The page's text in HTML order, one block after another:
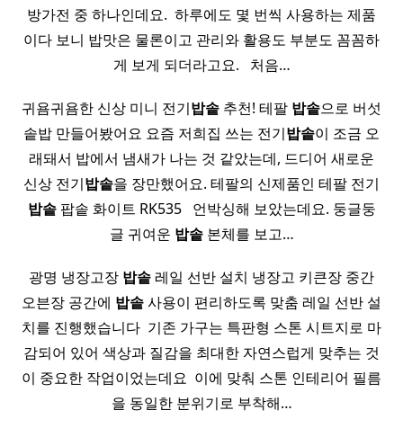
방가전 중 하나인데요. ​ 하루에도 몇 번씩 사용하는 제품
이다 보니 밥맛은 물론이고 관리와 활용도 부분도 꼼꼼하
게 보게 되더라고요. ​ ​ 처음…
귀욤귀욤한 신상 미니 전기밥솥 추천! 테팔 밥솥으로 버섯
솥밥 만들어봤어요 요즘 저희집 쓰는 전기밥솥이 조금 오
래돼서 밥에서 냄새가 나는 것 같았는데, 드디어 새로운
신상 전기밥솥을 장만했어요. 테팔의 신제품인 테팔 전기
밥솥팝솥 화이트 RK535 ​ ​ 언박싱해 보았는데요. 둥글둥
글 귀여운 밥솥본체를 보고…
광명 냉장고장 밥솥 레일 선반 설치 냉장고 키큰장 중간
오븐장 공간에 밥솥사용이 편리하도록 맞춤 레일 선반 설
치를 진행했습니다 ​ 기존 가구는 특판형 스톤 시트지로 마
감되어 있어 색상과 질감을 최대한 자연스럽게 맞추는 것
이 중요한 작업이었는데요 ​ 이에 맞춰 스톤 인테리어 필름
을 동일한 분위기로 부착해…